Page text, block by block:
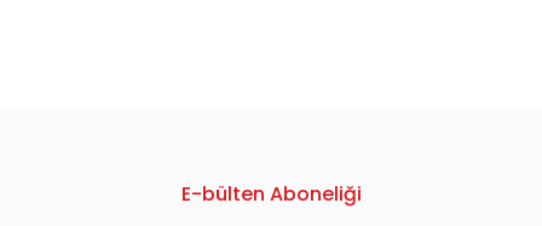
E-bülten Aboneliği